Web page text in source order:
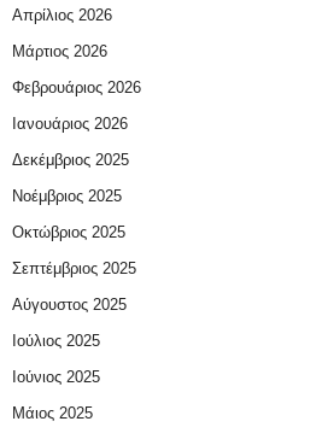
Απρίλιος 2026
Μάρτιος 2026
Φεβρουάριος 2026
Ιανουάριος 2026
Δεκέμβριος 2025
Νοέμβριος 2025
Οκτώβριος 2025
Σεπτέμβριος 2025
Αύγουστος 2025
Ιούλιος 2025
Ιούνιος 2025
Μάιος 2025